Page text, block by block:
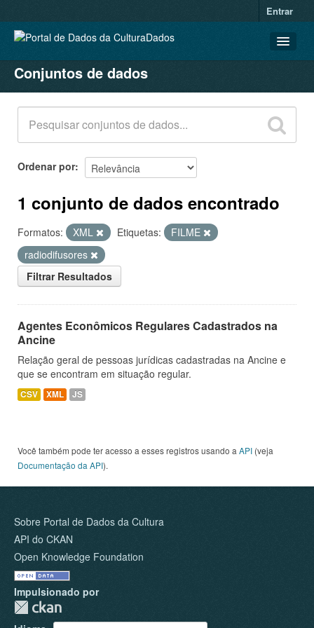
Entrar
CONJUNTOS DE DADOS
ORGANIZAÇÕES
GRUPOS
SOBRE
Conjuntos de dados
Ordenar por
1 conjunto de dados encontrado
Formatos: XML Etiquetas:
FILME
radiodifusores
Filtrar Resultados
Agentes Econômicos Regulares Cadastrados na
Ancine
Relação geral de pessoas jurídicas cadastradas na Ancine e
que se encontram em situação regular.
CSV XML JS
Você também pode ter acesso a esses registros usando a API (veja
Documentação da API).
Sobre Portal de Dados da Cultura
API do CKAN
Open Knowledge Foundation
Impulsionado por